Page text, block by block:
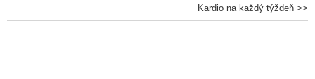
Kardio na každý týždeň >>